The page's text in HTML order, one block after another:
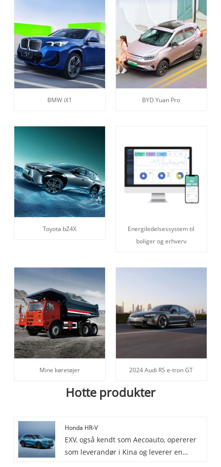
BMW iX1 BYD Yuan Pro
Toyota bZ4X
Energiledelsessystem til
boliger og erhverv
Mine køretøjer 2024 Audi RS e-tron GT
Hotte produkter
Honda HR-V
EXV, også kendt som Aecoauto, opererer
som leverandør i Kina og leverer en